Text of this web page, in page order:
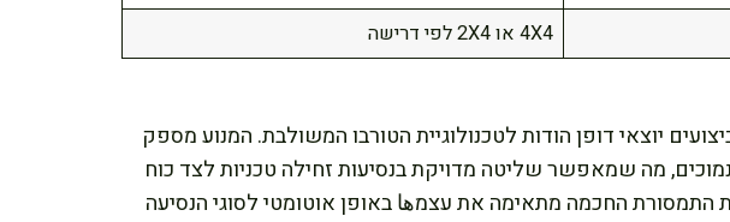
4X4 או 2X4 לפי דרישה
יוצאי דופן הודות לטכנולוגיית הטורבו המשולבת. המנוע מספק
מה שמאפשר שליטה מדויקת בנסיעות זחילה טכניות לצד כוח
התמסורת החכמה מתאימה את עצמها באופן אוטומטי לסוגי הנסיעה